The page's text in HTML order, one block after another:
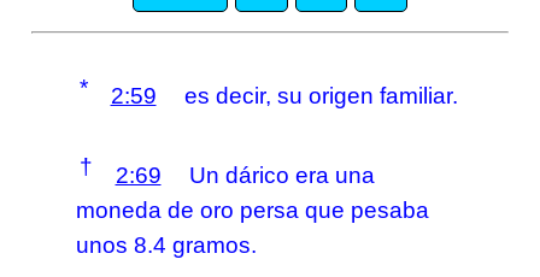
* 2:59 es decir, su origen familiar.
† 2:69
Un dárico era una
moneda de oro persa que pesaba
unos 8.4 gramos.